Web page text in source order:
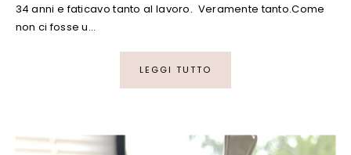
34 anni e faticavo tanto al lavoro. Veramente tanto.Come
non ci fosse u…
LEGGI TUTTO